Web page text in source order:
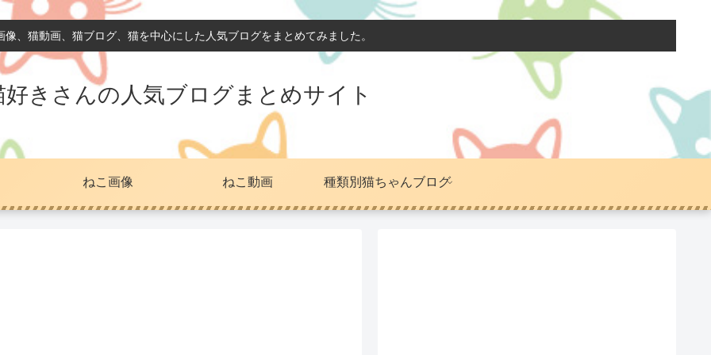
像、猫動画、猫ブログ、猫を中心にした人気ブログをまとめてみました。
好きさんの人気ブログまとめサイト
ねこ画像 ねこ動画 種類別猫ちゃんブログ